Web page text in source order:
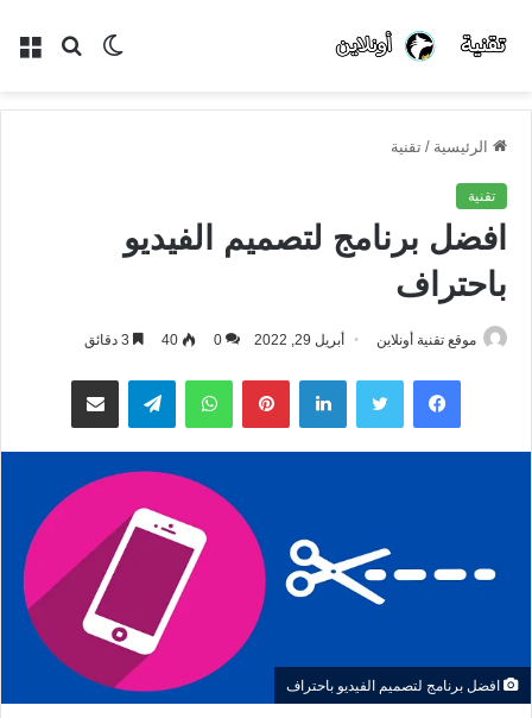
بحث الوضع
الرئيسية / تقنية
تقنية
افضل برنامج لتصميم الفيديو
باحتراف
موقع تقنية أونلاين أبريل 29, 2022 0
40
فيسبوك تويتر لينكدإن بينتيريستواتساب تيلقرام مشاركة عبر البريد
افضل برنامج لتصميم الفيديو باحتراف